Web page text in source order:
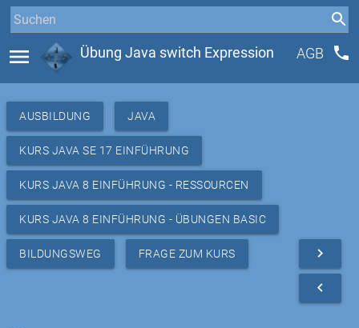
menu Übung Java switch Expression AGB phone
AUSBILDUNG JAVA
KURS JAVA SE 17 EINFÜHRUNG
KURS JAVA 8 EINFÜHRUNG - RESSOURCEN
KURS JAVA 8 EINFÜHRUNG - ÜBUNGEN BASIC
BILDUNGSWEG FRAGE ZUM KURS navigate_next
navigate_before